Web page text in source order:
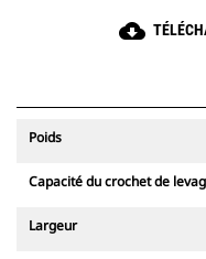
cloud_download
Poids
Capacité du crochet de
Largeur